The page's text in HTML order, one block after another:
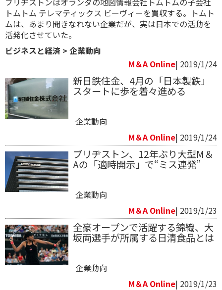
トムトム テレマティックス ビーヴィーを買収する。トムト
ムは、あまり聞きなれない企業だが、実は日本での活動を
活発化させていた。
ビジネスと経済 > 企業動向
M＆A Online| 2019/1/24
新日鉄住金、4月の「日本製鉄」
スタートに歩を着々進める
企業動向
M＆A Online| 2019/1/24
ブリヂストン、12年ぶり大型M＆
Aの「適時開示」で“ミス連発”
企業動向
M＆A Online| 2019/1/23
全豪オープンで活躍する錦織、大
坂両選手が所属する日清食品とは
企業動向
M＆A Online| 2019/1/23